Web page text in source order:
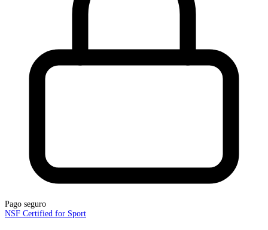
Pago seguro
NSF Certified for Sport